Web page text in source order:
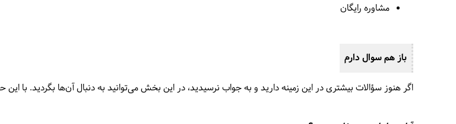
مشاوره رایگان
باز هم سوال دارم
اگر هنوز سؤالات بیشتری در این زمینه دارید و به جواب نرسیدید، در این بخش می‌توانید به دنبال آن‌ها بگردید. با